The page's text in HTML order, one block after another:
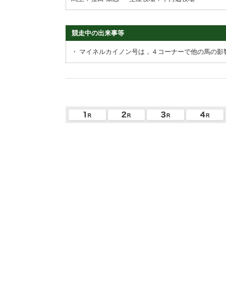
競走中の出来事等
・ マイネルカイノン号は，４コーナーで他の馬の